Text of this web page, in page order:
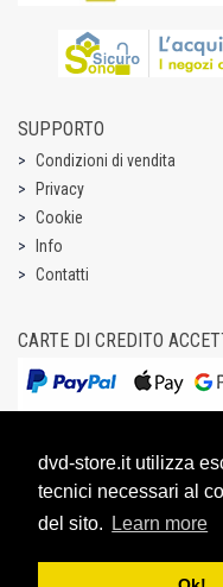
dvd-store.it utilizza
tecnici necessari al
del sito.
Learn more
SUPPORTO
Condizioni di vendita
Privacy
Cookie
Info
Contatti
CARTE DI CREDITO